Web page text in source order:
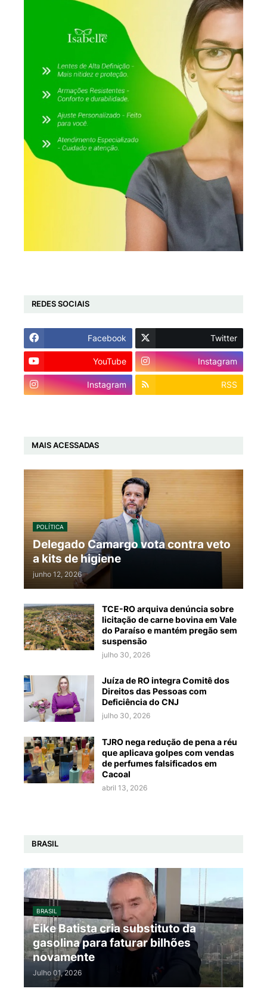
REDES SOCIAIS
Facebook Twitter
YouTube Instagram
Instagram RSS
MAIS ACESSADAS
POLÍTICA
Delegado Camargo vota contra veto
a kits de higiene
junho 12, 2026
TCE-RO arquiva denúncia sobre
licitação de carne bovina em Vale
do Paraíso e mantém pregão sem
suspensão
julho 30, 2026
Juíza de RO integra Comitê dos
Direitos das Pessoas com
Deficiência do CNJ
julho 30, 2026
TJRO nega redução de pena a réu
que aplicava golpes com vendas
de perfumes falsificados em
Cacoal
abril 13, 2026
BRASIL
BRASIL
Eike Batista cria substituto da
gasolina para faturar bilhões
novamente
Julho 01, 2026